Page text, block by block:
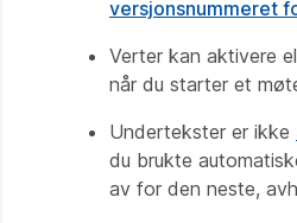
versjonsnummeret
Verter kan aktivere
når du starter et
Undertekster er ikke
du brukte
av for den neste,